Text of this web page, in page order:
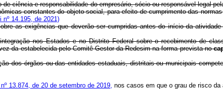
ciência e responsabilidade do empresário, sócio ou responsável legal
constantes do objeto social, para efeito de cumprimento das
nº 14.195, de 2021)
as exigências que deverão ser cumpridas antes do início da
nos Estados e no Distrito Federal sobre o recebimento de
da estabelecida pelo Comitê Gestor da Redesim na forma prevista no
dos órgãos ou das entidades estaduais, distritais ou municipais
13.874, de 20 de setembro de 2019, nos casos em que o grau de risco